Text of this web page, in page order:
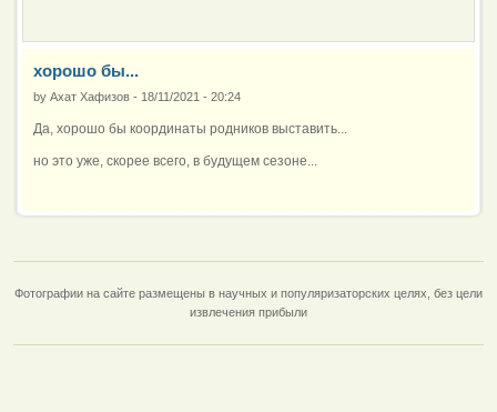
хорошо бы...
by Ахат Хафизов - 18/11/2021 - 20:24
Да, хорошо бы координаты родников выставить...
но это уже, скорее всего, в будущем сезоне...
Фотографии на сайте размещены в научных и популяризаторских целях, без цели
извлечения прибыли